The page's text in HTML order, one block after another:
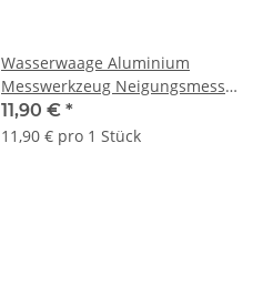
Wasserwaage Aluminium
Messwerkzeug Neigungsmesser
Pulverbeschichtet 1m
11,90 € *
11,90 € pro 1 Stück